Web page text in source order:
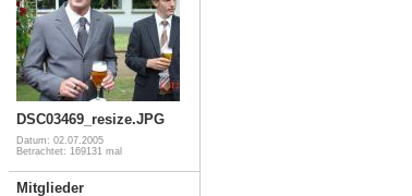
DSC03469_resize.JPG
Datum: 02.07.2005
Betrachtet: 169131 mal
Mitglieder